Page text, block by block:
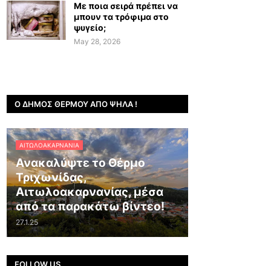
Με ποια σειρά πρέπει να
μπουν τα τρόφιμα στο
ψυγείο;
May 28, 2026
Ο ΔΉΜΟΣ ΘΈΡΜΟΥ ΑΠΌ ΨΗΛΆ !
ΑΙΤΩΛΟΑΚΑΡΝΑΝΊΑ
Ανακαλύψτε το Θέρμο
Τριχωνίδας,
Αιτωλοακαρνανίας, μέσα
από τα παρακάτω βίντεο!
27.1.25
FOLLOW US